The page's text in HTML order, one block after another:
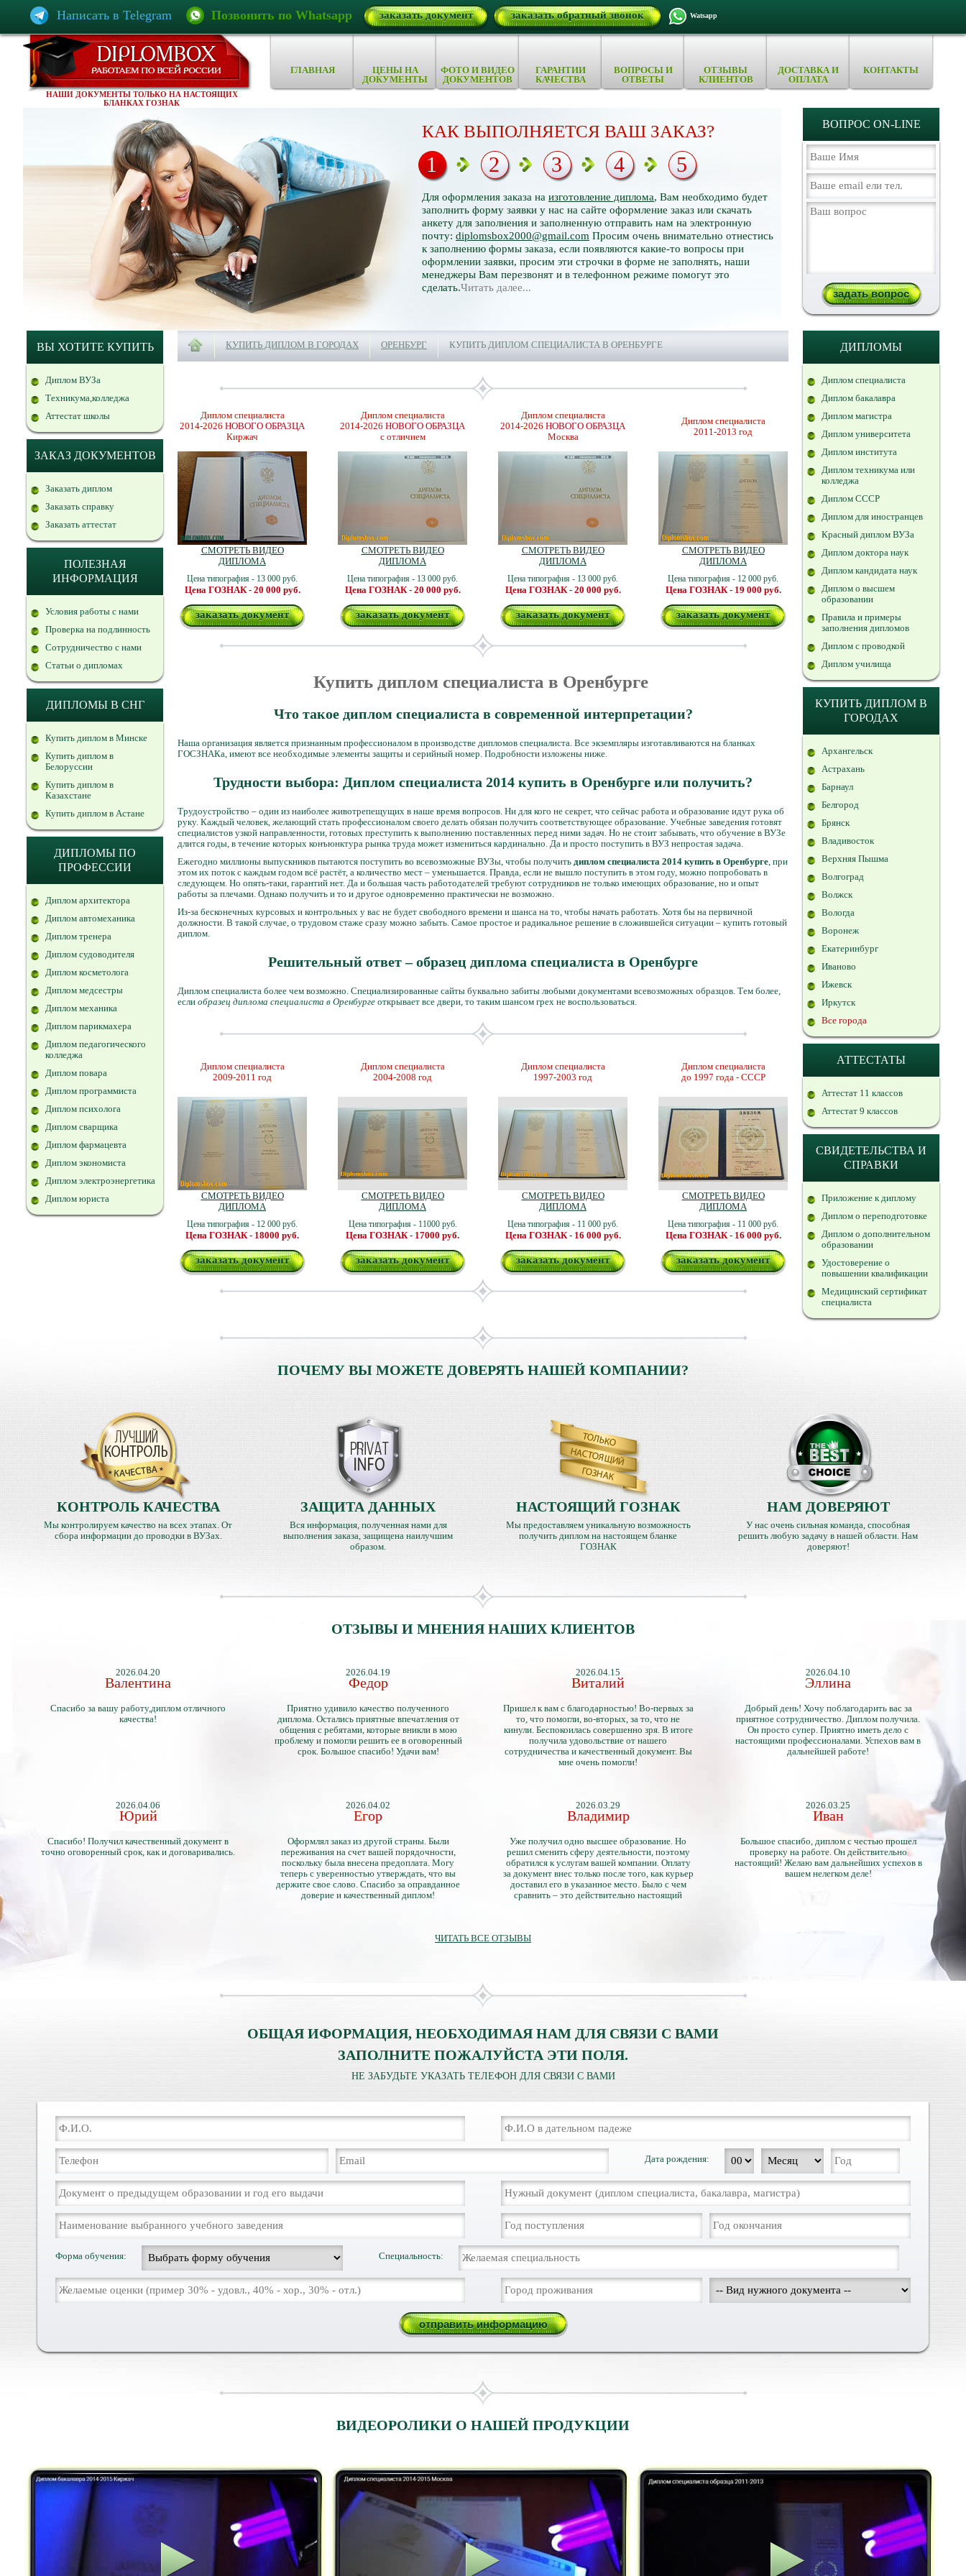
Написать в Telegram Позвонить по Whatsapp заказать документ заказать обратный звонок Watsapp
НАШИ ДОКУМЕНТЫ ТОЛЬКО НА НАСТОЯЩИХ
БЛАНКАХ ГОЗНАК
ГЛАВНАЯ
ЦЕНЫ НА
ДОКУМЕНТЫ
ФОТО И ВИДЕО
ДОКУМЕНТОВ
ГАРАНТИИ
КАЧЕСТВА
ВОПРОСЫ И
ОТВЕТЫ
ОТЗЫВЫ
КЛИЕНТОВ
ДОСТАВКА И
ОПЛАТА
КОНТАКТЫ
КАК ВЫПОЛНЯЕТСЯ ВАШ ЗАКАЗ?
Для оформления заказа на изготовление диплома, Вам необходимо будет
заполнить форму заявки у нас на сайте оформление заказ или скачать
анкету для заполнения и заполненную отправить нам на электронную
почту: diplomsbox2000@gmail.com Просим очень внимательно отнестись
к заполнению формы заказа, если появляются какие-то вопросы при
оформлении заявки, просим эти строчки в форме не заполнять, наши
менеджеры Вам перезвонят и в телефонном режиме помогут это
сделать.Читать далее...
1 2 3 4 5
ВОПРОС ON-LINE
ВЫ ХОТИТЕ КУПИТЬ
Диплом ВУЗа
Техникума,колледжа
Аттестат школы
ЗАКАЗ ДОКУМЕНТОВ
Заказать диплом
Заказать справку
Заказать аттестат
ПОЛЕЗНАЯ
ИНФОРМАЦИЯ
Условия работы с нами
Проверка на подлинность
Сотрудничество с нами
Статьи о дипломах
ДИПЛОМЫ В СНГ
Купить диплом в Минске
Купить диплом в
Белоруссии
Купить диплом в
Казахстане
Купить диплом в Астане
ДИПЛОМЫ ПО
ПРОФЕССИИ
Диплом архитектора
Диплом автомеханика
Диплом тренера
Диплом судоводителя
Диплом косметолога
Диплом медсестры
Диплом механика
Диплом парикмахера
Диплом педагогического
колледжа
Диплом повара
Диплом программиста
Диплом психолога
Диплом сварщика
Диплом фармацевта
Диплом экономиста
Диплом электроэнергетика
Диплом юриста
КУПИТЬ ДИПЛОМ В ГОРОДАХ ОРЕНБУРГ КУПИТЬ ДИПЛОМ СПЕЦИАЛИСТА В ОРЕНБУРГЕ
Диплом специалиста
2014-2026 НОВОГО ОБРАЗЦА
Киржач
СМОТРЕТЬ ВИДЕО
ДИПЛОМА
Цена типография - 13 000 руб.
Цена ГОЗНАК - 20 000 руб.
заказать документ
Диплом специалиста
2014-2026 НОВОГО ОБРАЗЦА
с отличием
СМОТРЕТЬ ВИДЕО
ДИПЛОМА
Цена типография - 13 000 руб.
Цена ГОЗНАК - 20 000 руб.
заказать документ
Диплом специалиста
2014-2026 НОВОГО ОБРАЗЦА
Москва
СМОТРЕТЬ ВИДЕО
ДИПЛОМА
Цена типография - 13 000 руб.
Цена ГОЗНАК - 20 000 руб.
заказать документ
Диплом специалиста
2011-2013 год
СМОТРЕТЬ ВИДЕО
ДИПЛОМА
Цена типография - 12 000 руб.
Цена ГОЗНАК - 19 000 руб.
заказать документ
Купить диплом специалиста в Оренбурге
Что такое диплом специалиста в современной интерпретации?
Наша организация является признанным профессионалом в производстве дипломов специалиста. Все экземпляры изготавливаются на бланках
ГОСЗНАКа, имеют все необходимые элементы защиты и серийный номер. Подробности изложены ниже.
Трудности выбора: Диплом специалиста 2014 купить в Оренбурге или получить?
Трудоустройство – один из наиболее животрепещущих в наше время вопросов. Ни для кого не секрет, что сейчас работа и образование идут рука об
руку. Каждый человек, желающий стать профессионалом своего делать обязан получить соответствующее образование. Учебные заведения готовят
специалистов узкой направленности, готовых преступить к выполнению поставленных перед ними задач. Но не стоит забывать, что обучение в ВУЗе
длится годы, в течение которых конъюнктура рынка труда может измениться кардинально. Да и просто поступить в ВУЗ непростая задача.
Ежегодно миллионы выпускников пытаются поступить во всевозможные ВУЗы, чтобы получить диплом специалиста 2014 купить в Оренбурге, при
этом их поток с каждым годом всё растёт, а количество мест – уменьшается. Правда, если не вышло поступить в этом году, можно попробовать в
следующем. Но опять-таки, гарантий нет. Да и большая часть работодателей требуют сотрудников не только имеющих образование, но и опыт
работы за плечами. Однако получить и то и другое одновременно практически не возможно.
Из-за бесконечных курсовых и контрольных у вас не будет свободного времени и шанса на то, чтобы начать работать. Хотя бы на первичной
должности. В такой случае, о трудовом стаже сразу можно забыть. Самое простое и радикальное решение в сложившейся ситуации – купить готовый
диплом.
Решительный ответ – образец диплома специалиста в Оренбурге
Диплом специалиста более чем возможно. Специализированные сайты буквально забиты любыми документами всевозможных образцов. Тем более,
если образец диплома специалиста в Оренбурге открывает все двери, то таким шансом грех не воспользоваться.
Диплом специалиста
2009-2011 год
СМОТРЕТЬ ВИДЕО
ДИПЛОМА
Цена типография - 12 000 руб.
Цена ГОЗНАК - 18000 руб.
заказать документ
Диплом специалиста
2004-2008 год
СМОТРЕТЬ ВИДЕО
ДИПЛОМА
Цена типография - 11000 руб.
Цена ГОЗНАК - 17000 руб.
заказать документ
Диплом специалиста
1997-2003 год
СМОТРЕТЬ ВИДЕО
ДИПЛОМА
Цена типография - 11 000 руб.
Цена ГОЗНАК - 16 000 руб.
заказать документ
Диплом специалиста
до 1997 года - СССР
СМОТРЕТЬ ВИДЕО
ДИПЛОМА
Цена типография - 11 000 руб.
Цена ГОЗНАК - 16 000 руб.
заказать документ
ДИПЛОМЫ
Диплом специалиста
Диплом бакалавра
Диплом магистра
Диплом университета
Диплом института
Диплом техникума или
колледжа
Диплом СССР
Диплом для иностранцев
Красный диплом ВУЗа
Диплом доктора наук
Диплом кандидата наук
Диплом о высшем
образовании
Правила и примеры
заполнения дипломов
Диплом с проводкой
Диплом училища
КУПИТЬ ДИПЛОМ В
ГОРОДАХ
Архангельск
Астрахань
Барнаул
Белгород
Брянск
Владивосток
Верхняя Пышма
Волгоград
Волжск
Вологда
Воронеж
Екатеринбург
Иваново
Ижевск
Иркутск
Все города
АТТЕСТАТЫ
Аттестат 11 классов
Аттестат 9 классов
СВИДЕТЕЛЬСТВА И
СПРАВКИ
Приложение к диплому
Диплом о переподготовке
Диплом о дополнительном
образовании
Удостоверение о
повышении квалификации
Медицинский сертификат
специалиста
ПОЧЕМУ ВЫ МОЖЕТЕ ДОВЕРЯТЬ НАШЕЙ КОМПАНИИ?
КОНТРОЛЬ КАЧЕСТВА
Мы контролируем качество на всех этапах. От
сбора информации до проводки в ВУЗах.
ЗАЩИТА ДАННЫХ
Вся информация, полученная нами для
выполнения заказа, защищена наилучшим
образом.
НАСТОЯЩИЙ ГОЗНАК
Мы предоставляем уникальную возможность
получить диплом на настоящем бланке
ГОЗНАК
НАМ ДОВЕРЯЮТ
У нас очень сильная команда, способная
решить любую задачу в нашей области. Нам
доверяют!
ОТЗЫВЫ И МНЕНИЯ НАШИХ КЛИЕНТОВ
2026.04.20
Валентина
Спасибо за вашу работу,диплом отличного
качества!
2026.04.19
Федор
Приятно удивило качество полученного
диплома. Остались приятные впечатления от
общения с ребятами, которые вникли в мою
проблему и помогли решить ее в оговоренный
срок. Большое спасибо! Удачи вам!
2026.04.15
Виталий
Пришел к вам с благодарностью! Во-первых за
то, что помогли, во-вторых, за то, что не
кинули. Беспокоилась совершенно зря. В итоге
получила удовольствие от нашего
сотрудничества и качественный документ. Вы
мне очень помогли!
2026.04.10
Эллина
Добрый день! Хочу поблагодарить вас за
приятное сотрудничество. Диплом получила.
Он просто супер. Приятно иметь дело с
настоящими профессионалами. Успехов вам в
дальнейшей работе!
2026.04.06
Юрий
Спасибо! Получил качественный документ в
точно оговоренный срок, как и договаривались.
2026.04.02
Егор
Оформлял заказ из другой страны. Были
переживания на счет вашей порядочности,
поскольку была внесена предоплата. Могу
теперь с уверенностью утверждать, что вы
держите свое слово. Спасибо за оправданное
доверие и качественный диплом!
2026.03.29
Владимир
Уже получил одно высшее образование. Но
решил сменить сферу деятельности, поэтому
обратился к услугам вашей компании. Оплату
за документ внес только после того, как курьер
доставил его в указанное место. Было с чем
сравнить – это действительно настоящий
2026.03.25
Иван
Большое спасибо, диплом с честью прошел
проверку на работе. Он действительно
настоящий! Желаю вам дальнейших успехов в
вашем нелегком деле!
ЧИТАТЬ ВСЕ ОТЗЫВЫ
ОБЩАЯ ИФОРМАЦИЯ, НЕОБХОДИМАЯ НАМ ДЛЯ СВЯЗИ С ВАМИ
ЗАПОЛНИТЕ ПОЖАЛУЙСТА ЭТИ ПОЛЯ.
НЕ ЗАБУДЬТЕ УКАЗАТЬ ТЕЛЕФОН ДЛЯ СВЯЗИ С ВАМИ
Дата рождения:
Форма обучения: Специальность:
ВИДЕОРОЛИКИ О НАШЕЙ ПРОДУКЦИИ